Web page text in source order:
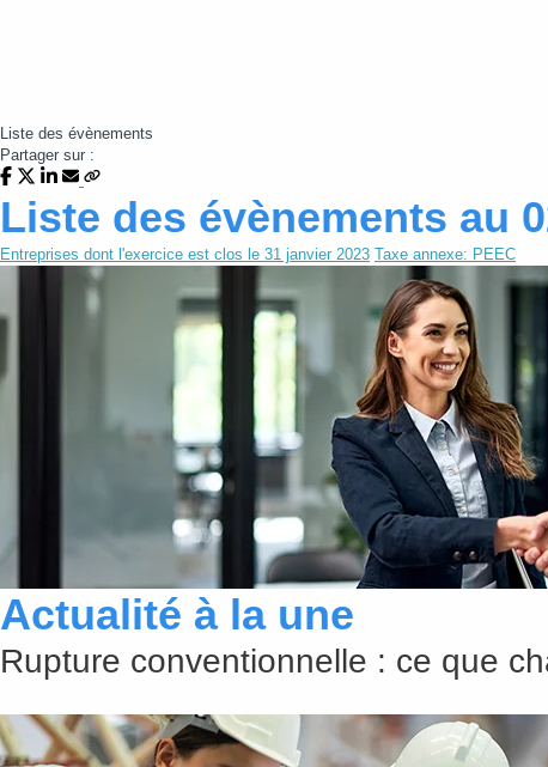
Liste des évènements
Partager sur :
Liste des évènements au
Entreprises dont l'exercice est clos le 31 janvier 2023 Taxe annexe: PEEC
Actualité à la une
Rupture conventionnelle : ce que